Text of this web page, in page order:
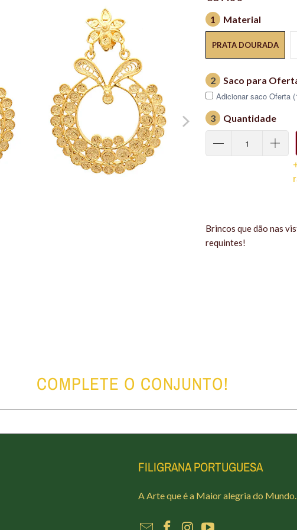
1 Material
PRATA DOURADA
2 Saco para
Adicionar saco Oferta
3
Quantidade
Brincos que dão nas
requintes!
COMPLETE O CONJUNTO!
FILIGRANA PORTUGUESA
A Arte que é a Maior alegria do Mundo.